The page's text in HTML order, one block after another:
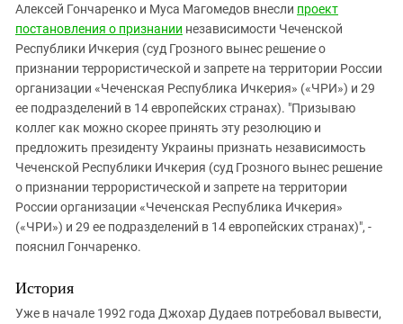
Алексей Гончаренко и Муса Магомедов внесли проект
постановления о признании независимости Чеченской
Республики Ичкерия (суд Грозного вынес решение о
признании террористической и запрете на территории России
организации «Чеченская Республика Ичкерия» («ЧРИ») и 29
ее подразделений в 14 европейских странах). "Призываю
коллег как можно скорее принять эту резолюцию и
предложить президенту Украины признать независимость
Чеченской Республики Ичкерия (суд Грозного вынес решение
о признании террористической и запрете на территории
России организации «Чеченская Республика Ичкерия»
(«ЧРИ») и 29 ее подразделений в 14 европейских странах)", -
пояснил Гончаренко.
История
Уже в начале 1992 года Джохар Дудаев потребовал вывести,